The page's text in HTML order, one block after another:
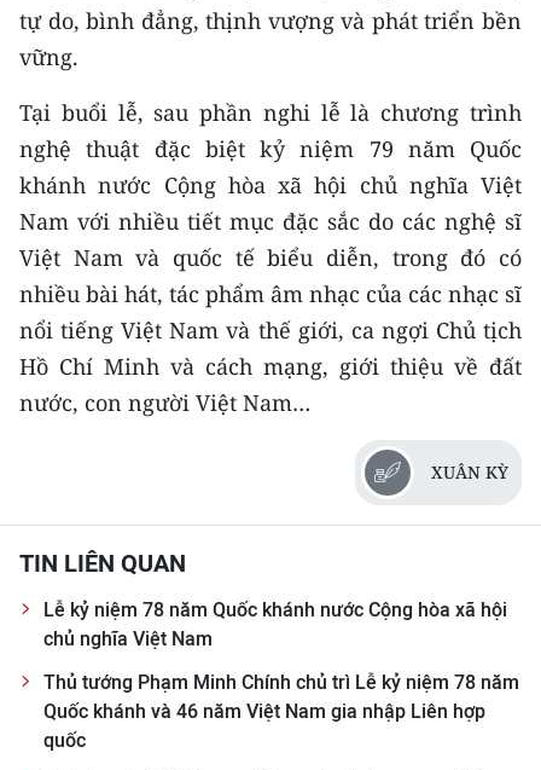
tự do, bình đẳng, thịnh vượng và phát triển bền
vững.
Tại buổi lễ, sau phần nghi lễ là chương trình
nghệ thuật đặc biệt kỷ niệm 79 năm Quốc
khánh nước Cộng hòa xã hội chủ nghĩa Việt
Nam với nhiều tiết mục đặc sắc do các nghệ sĩ
Việt Nam và quốc tế biểu diễn, trong đó có
nhiều bài hát, tác phẩm âm nhạc của các nhạc sĩ
nổi tiếng Việt Nam và thế giới, ca ngợi Chủ tịch
Hồ Chí Minh và cách mạng, giới thiệu về đất
nước, con người Việt Nam…
XUÂN KỲ
TIN LIÊN QUAN
Lễ kỷ niệm 78 năm Quốc khánh nước Cộng hòa xã hội
chủ nghĩa Việt Nam
Thủ tướng Phạm Minh Chính chủ trì Lễ kỷ niệm 78 năm
Quốc khánh và 46 năm Việt Nam gia nhập Liên hợp
quốc